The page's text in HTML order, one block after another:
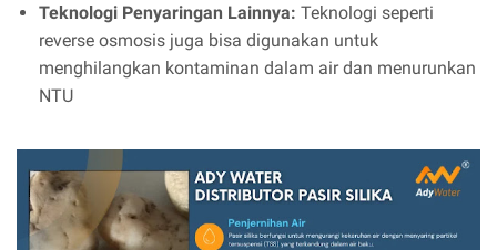
Teknologi Penyaringan Lainnya: Teknologi seperti
reverse osmosis juga bisa digunakan untuk
menghilangkan kontaminan dalam air dan menurunkan
NTU